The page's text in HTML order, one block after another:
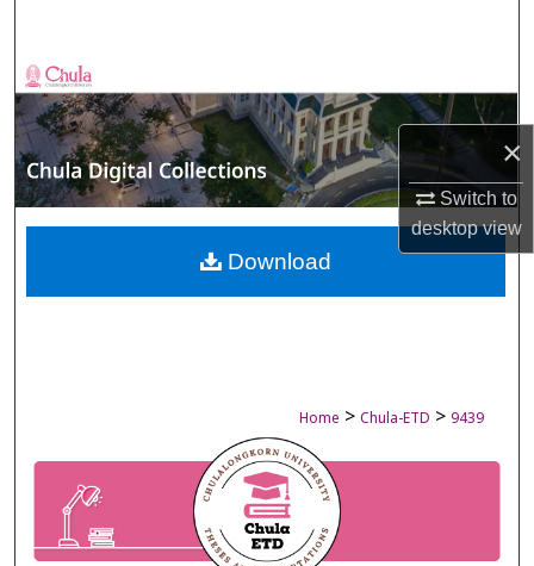
×
Switch to
desktopview
Browse Collections
My Account
About
Digital Commons Network™
Home > Chula-ETD > 9439
Download